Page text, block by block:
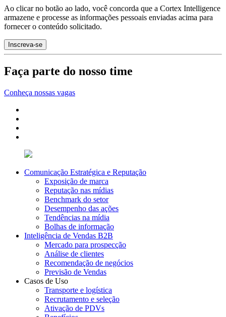
Ao clicar no botão ao lado, você concorda que a Cortex Intelligence
armazene e processe as informações pessoais enviadas acima para
fornecer o conteúdo solicitado.
Faça parte do nosso time
Conheça nossas vagas
Comunicação Estratégica e Reputação
Exposição de marca
Reputação nas mídias
Benchmark do setor
Desempenho das ações
Tendências na mídia
Bolhas de informação
Inteligência de Vendas B2B
Mercado para prospecção
Análise de clientes
Recomendação de negócios
Previsão de Vendas
Casos de Uso
Transporte e logística
Recrutamento e seleção
Ativação de PDVs